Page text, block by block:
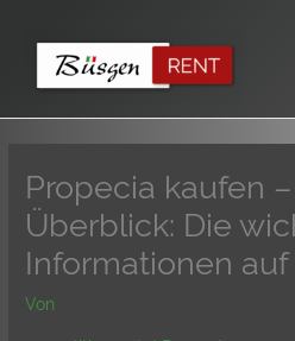
Inhalt
springen
Propecia kaufen
Überblick: Die
Informationen
Von